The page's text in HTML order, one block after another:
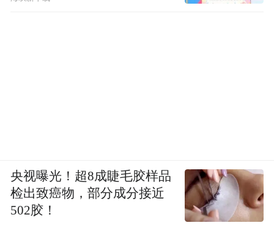
央视曝光！超8成睫毛胶样品
检出致癌物，部分成分接近
502胶！